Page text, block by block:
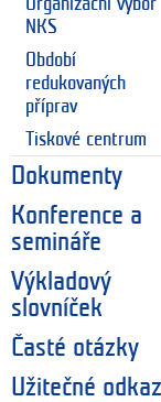
NKS
Období
redukovaných
příprav
Tiskové centrum
Dokumenty
Konference a
semináře
Výkladový
slovníček
Časté otázky
Užitečné